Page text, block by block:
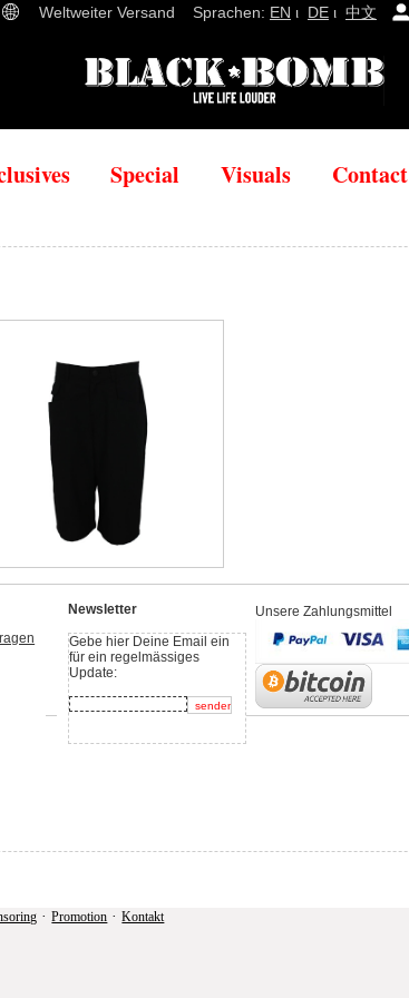
Weltweiter Versand Sprachen: EN ι DEι 中文
Special Visuals Contact
Newsletter
Gebe hier Deine Email ein
für ein regelmässiges
Update:
Unsere Zahlungsmittel
·Promotion ·Kontakt